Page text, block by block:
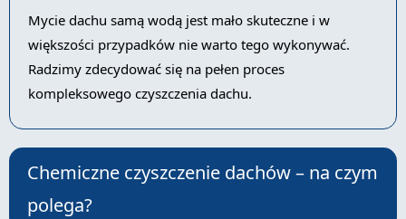
Mycie dachu samą wodą jest mało skuteczne i w
większości przypadków nie warto tego wykonywać.
Radzimy zdecydować się na pełen proces
kompleksowego czyszczenia dachu.
Chemiczne czyszczenie dachów – na czym
polega?